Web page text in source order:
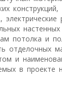
электрические
потолка и
отделочных
и
в проекте